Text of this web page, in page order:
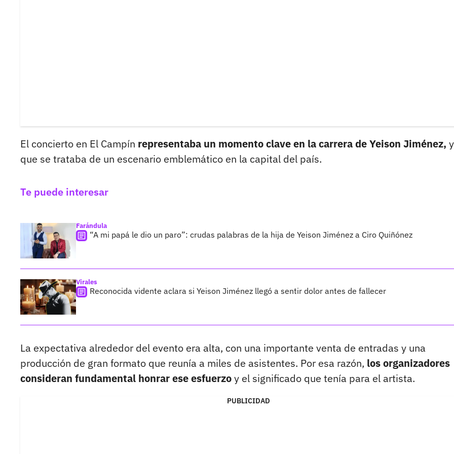
El concierto en El Campín representaba un momento clave en la carrera de Yeison Jiménez,
que se trataba de un escenario emblemático en la capital del país.
Te puede interesar
Farándula
“A mi papá le dio un paro”: crudas palabras de la hija de Yeison Jiménez a Ciro Quiñónez
Virales
Reconocida vidente aclara si Yeison Jiménez llegó a sentir dolor antes de fallecer
La expectativa alrededor del evento era alta, con una importante venta de entradas y una
producción de gran formato que reunía a miles de asistentes. Por esa razón, los organizadores
consideran fundamental honrar ese esfuerzoy el significado que tenía para el artista.
PUBLICIDAD